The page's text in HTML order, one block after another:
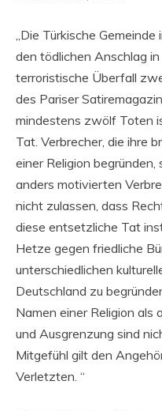
„Die Türkische
den tödlichen Anschlag
terroristische Überfall
des Pariser
mindestens zwölf Toten
Tat. Verbrecher, die ihre
einer Religion
anders motivierten
nicht zulassen, dass
diese entsetzliche Tat
Hetze gegen friedliche
unterschiedlichen
Deutschland zu
Namen einer Religion als
und Ausgrenzung sind
Mitgefühl gilt den
Verletzten. “